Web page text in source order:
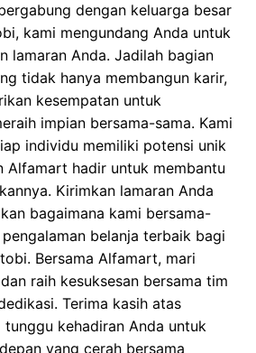
dengan keluarga besar
kami mengundang Anda untuk
lamaran Anda. Jadilah bagian
tidak hanya membangun karir,
kesempatan untuk
impian bersama-sama. Kami
individu memiliki potensi unik
Alfamart hadir untuk membantu
Kirimkan lamaran Anda
bagaimana kami bersama-
belanja terbaik bagi
Bersama Alfamart, mari
raih kesuksesan bersama tim
Terima kasih atas
kehadiran Anda untuk
yang cerah bersama